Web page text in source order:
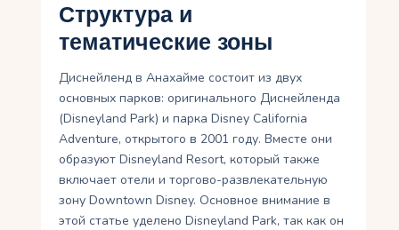
Структура и
тематические зоны
Диснейленд в Анахайме состоит из двух
основных парков: оригинального Диснейленда
(Disneyland Park) и парка Disney California
Adventure, открытого в 2001 году. Вместе они
образуют Disneyland Resort, который также
включает отели и торгово-развлекательную
зону Downtown Disney. Основное внимание в
этой статье уделено Disneyland Park, так как он